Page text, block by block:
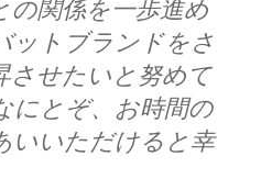
の関係を一歩進め
ットブランドをさ
させたいと努めて
にとぞ、お時間の
いいただけると幸